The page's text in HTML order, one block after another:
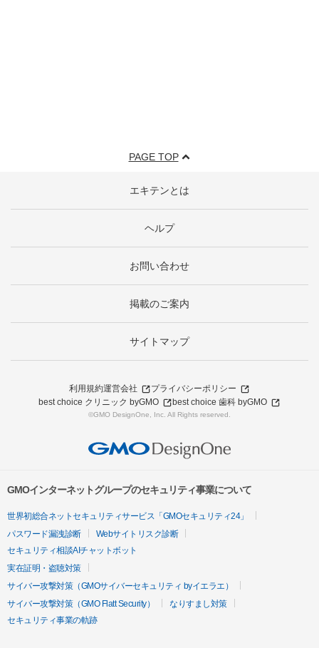
PAGE TOP
エキテンとは
ヘルプ
お問い合わせ
掲載のご案内
サイトマップ
利用規約運営会社
プライバシーポリシー
best choice クリニック byGMO
best choice 歯科 byGMO
©GMO DesignOne, Inc. All Rights reserved.
GMOインターネットグループのセキュリティ事業について
世界初総合ネットセキュリティサービス「GMOセキュリティ24」
パスワード漏洩診断
Webサイトリスク診断
セキュリティ相談AIチャットボット
実在証明・盗聴対策
サイバー攻撃対策（GMOサイバーセキュリティ byイエラエ）
サイバー攻撃対策（GMO Flatt Security）
なりすまし対策
セキュリティ事業の軌跡